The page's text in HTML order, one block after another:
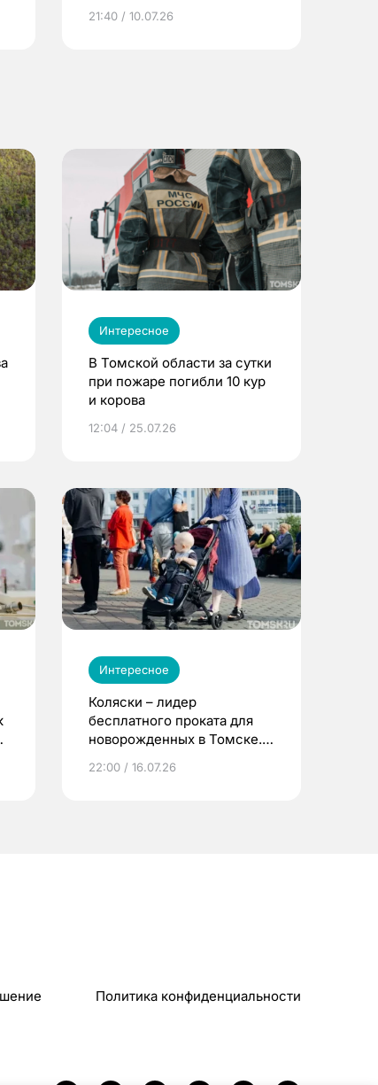
21:40 / 10.07.26
Интересное
В Томской области за сутки
при пожаре погибли 10 кур
и корова
12:04 / 25.07.26
Интересное
Коляски – лидер
бесплатного проката для
новорожденных в Томске.
22:00 / 16.07.26
Политика конфиденциальности